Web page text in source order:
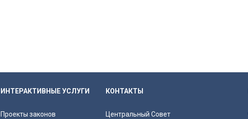
ИНТЕРАКТИВНЫЕ УСЛУГИ
Проекты законов
КОНТАКТЫ
Центральный Совет